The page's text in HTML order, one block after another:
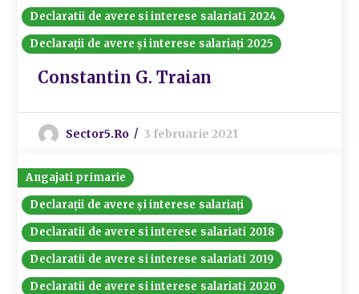
Declaratii de avere si interese salariati 2024
Declarații de avere și interese salariați 2025
Constantin G. Traian
Sector5.ro 3 februarie 2021
Angajati primarie
Declarații de avere și interese salariați
Declaratii de avere si interese salariati 2018
Declaratii de avere si interese salariati 2019
Declaratii de avere si interese salariati 2020